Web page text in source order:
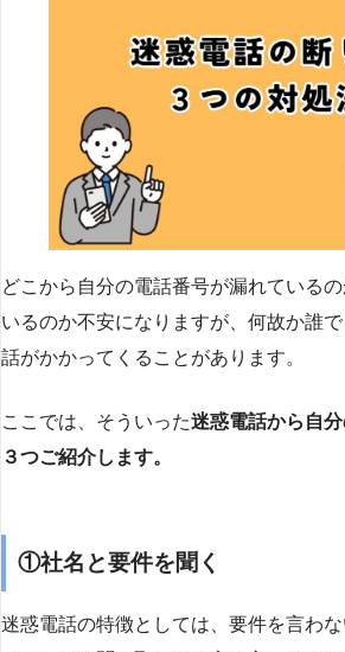
どこから自分の電話番号が漏れている
いるのか不安になりますが、何故か誰
話がかかってくることがあります。
ここでは、そういった迷惑電話から自
３つご紹介します。
①社名と要件を聞く
迷惑電話の特徴としては、要件を言わ